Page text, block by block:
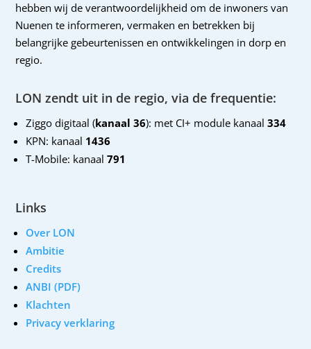
hebben wij de verantwoordelijkheid om de inwoners van
Nuenen te informeren, vermaken en betrekken bij
belangrijke gebeurtenissen en ontwikkelingen in dorp en
regio.
LON zendt uit in de regio, via de frequentie:
Ziggo digitaal (kanaal 36): met CI+ module kanaal 334
KPN: kanaal 1436
T-Mobile: kanaal791
Links
Over LON
Ambitie
Credits
ANBI (PDF)
Klachten
Privacy verklaring